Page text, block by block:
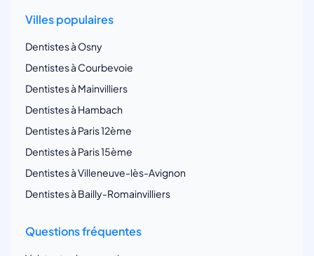
Villes populaires
Dentistes à Osny
Dentistes à Courbevoie
Dentistes à Mainvilliers
Dentistes à Hambach
Dentistes à Paris 12ème
Dentistes à Paris 15ème
Dentistes à Villeneuve-lès-Avignon
Dentistes à Bailly-Romainvilliers
Questions fréquentes